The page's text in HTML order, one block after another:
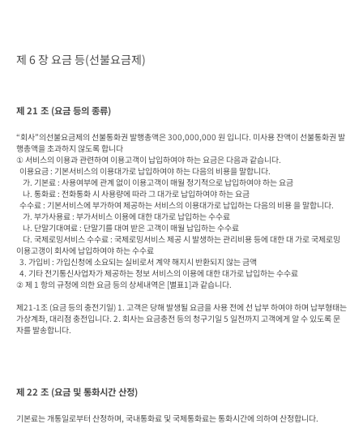
제 6 장 요금 등(선불요금제)
제 21 조 (요금 등의 종류)
“회사”의선불요금제의 선불통화권 발행총액은 300,000,000 원 입니다. 미사용 잔액이 선불통화권 발
행총액을 초과하지 않도록 합니다
① 서비스의 이용과 관련하여 이용고객이 납입하여야 하는 요금은 다음과 같습니다.
이용고갱이 회사에 납입하여야 하는 수수료
② 제 1 항의 규정에 의한 요금 등의 상세내역은 [별표1]과 같습니다.
제21-1조 (요금 등의 충전기일) 1. 고객은 당해 발생될 요금을 사용 전에 선 납부 하여야 하며 납부형태는
가상계좌, 대리점 충전입니다. 2. 회사는 요금충전 등의 청구기일 5 일전까지 고객에게 알 수 있도록 문
자를 발송합니다.
제 22 조 (요금 및 통화시간 산정)
기본료는 개통일로부터 산정하며, 국내통화료 및 국제통화료는 통화시간에 의하여 산정합니다.